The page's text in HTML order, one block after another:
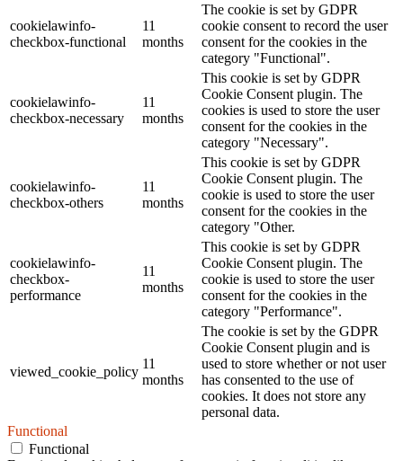
cookielawinfo-
checkbox-functional
11
months
The cookie is set by GDPR
cookie consent to record the user
consent for the cookies in the
category "Functional".
cookielawinfo-
checkbox-necessary
11
months
This cookie is set by GDPR
Cookie Consent plugin. The
cookies is used to store the user
consent for the cookies in the
category "Necessary".
cookielawinfo-
checkbox-others
11
months
This cookie is set by GDPR
Cookie Consent plugin. The
cookie is used to store the user
consent for the cookies in the
category "Other.
cookielawinfo-
checkbox-
performance
11
months
This cookie is set by GDPR
Cookie Consent plugin. The
cookie is used to store the user
consent for the cookies in the
category "Performance".
viewed_cookie_policy
11
months
The cookie is set by the GDPR
Cookie Consent plugin and is
used to store whether or not user
has consented to the use of
cookies. It does not store any
personal data.
Functional
Functional